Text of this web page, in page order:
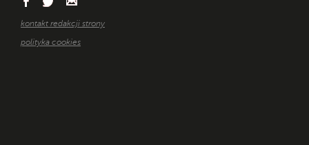
kontakt redakcji strony
polityka cookies